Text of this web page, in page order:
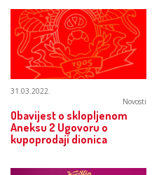
31.03.2022.
Novosti
Obavijest o sklopljenom
Aneksu 2 Ugovoru o
kupoprodaji dionica